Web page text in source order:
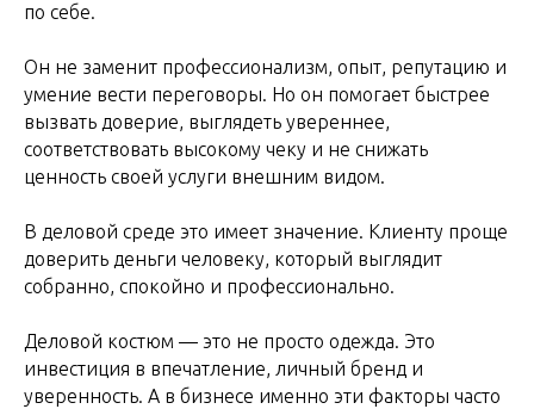
по себе.
Он не заменит профессионализм, опыт, репутацию и
умение вести переговоры. Но он помогает быстрее
вызвать доверие, выглядеть увереннее,
соответствовать высокому чеку и не снижать
ценность своей услуги внешним видом.
В деловой среде это имеет значение. Клиенту проще
доверить деньги человеку, который выглядит
собранно, спокойно и профессионально.
Деловой костюм — это не просто одежда. Это
инвестиция в впечатление, личный бренд и
уверенность. А в бизнесе именно эти факторы часто